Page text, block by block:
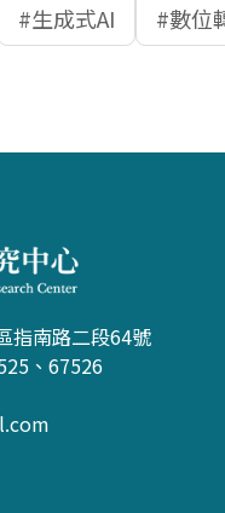
生成式AI 數位
指南路二段64號
、67526